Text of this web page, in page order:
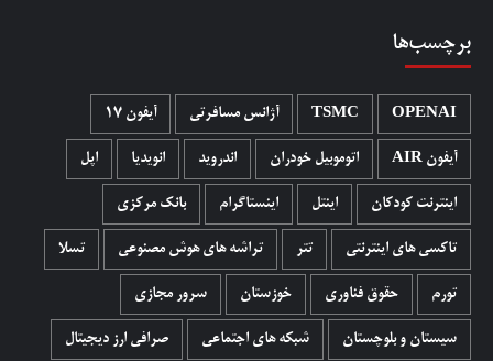
برچسب‌ها
OPENAI
TSMC آژانس مسافرتی آیفون 17
آیفون AIR اتوموبیل خودران اندروید انویدیا اپل
اینترنت کودکان اینتل اینستاگرام بانک مرکزی
تاکسی های اینترنتی تتر تراشه های هوش مصنوعی تسلا
تورم حقوق فناوری خوزستان سرور مجازی
سیستان و بلوچستان شبکه های اجتماعی صرافی ارز دیجیتال